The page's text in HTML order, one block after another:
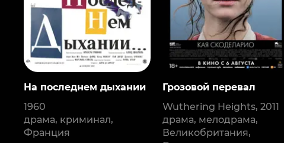
На последнем дыхании
1960
драма, криминал,
Франция
Грозовой перевал
Wuthering Heights, 2011
драма, мелодрама,
Великобритания,